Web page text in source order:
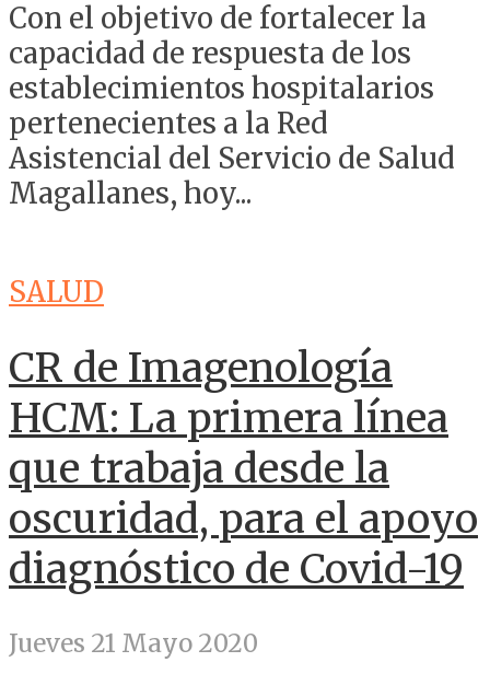
Con el objetivo de fortalecer la
capacidad de respuesta de los
establecimientos hospitalarios
pertenecientes a la Red
Asistencial del Servicio de Salud
Magallanes, hoy...
SALUD
CR de Imagenología
HCM: La primera línea
que trabaja desde la
oscuridad, para el apoyo
diagnóstico de Covid-19
Jueves 21 Mayo 2020